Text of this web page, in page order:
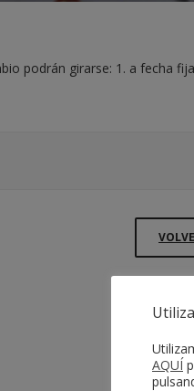
podrán girarse: 1. a fecha
AQUÍ